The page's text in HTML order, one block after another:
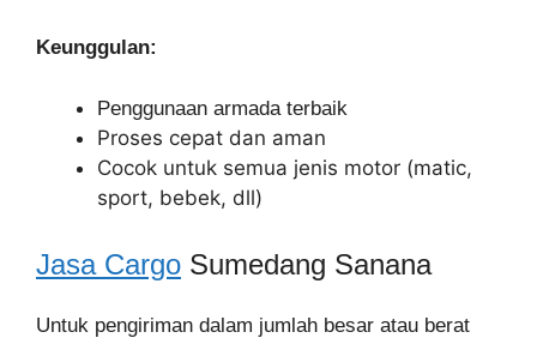
Keunggulan:
Penggunaan armada terbaik
Proses cepat dan aman
Cocok untuk semua jenis motor (matic,
sport, bebek, dll)
Jasa Cargo Sumedang Sanana
Untuk pengiriman dalam jumlah besar atau berat